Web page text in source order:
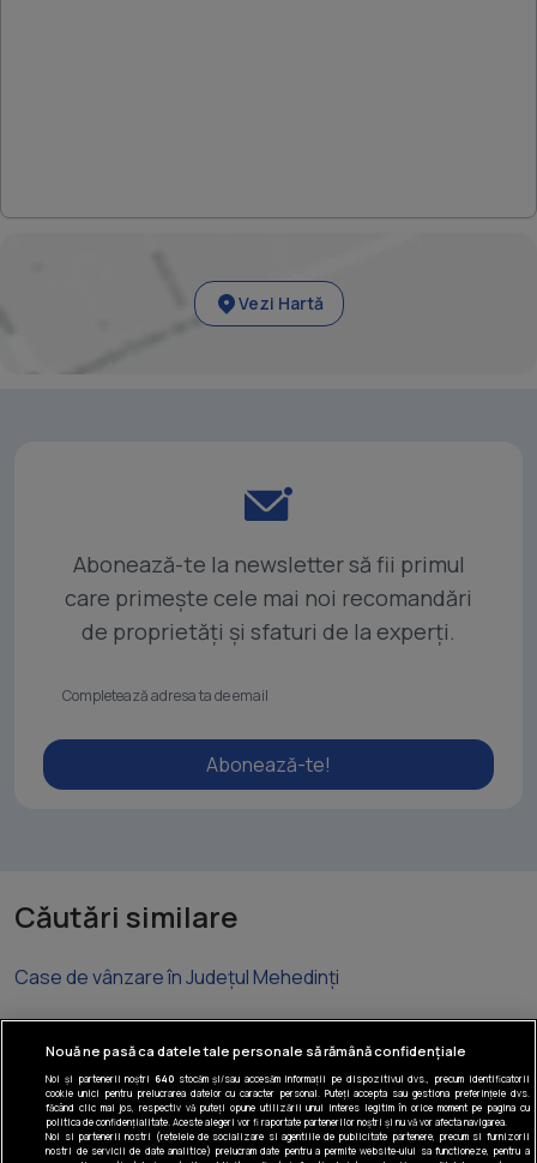
Vezi Hartă
Abonează-te la newsletter să fii primul
care primește cele mai noi recomandări
de proprietăți și sfaturi de la experți.
Abonează-te!
Căutări similare
Case de vânzare în Județul Mehedinți
Tel: +40 374 40 44 99
Iride Business Park, Bld. Dimitrie
Pompeiu 9-9A, Clădirea B2B, 020335,
Nouă ne pasă ca datele tale personale să rămână confidențiale
Noi și partenerii noștri 640stocăm și/sau accesăm informații pe dispozitivul dvs., precum identificatorii
cookie unici pentru prelucrarea datelor cu caracter personal. Puteți accepta sau gestiona preferințele dvs.
făcând clic mai jos, respectiv vă puteți opune utilizării unui interes legitim în orice moment pe pagina cu
politica de confidențialitate. Aceste alegeri vor fi raportate partenerilor noștri și nu vă vor afecta navigarea.
Noi si partenerii nostri (retelele de socializare si agentiile de publicitate partenere, precum si furnizorii
nostri de servicii de date analitice) prelucram date pentru a permite website-ului sa functioneze, pentru a